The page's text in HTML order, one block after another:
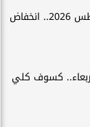
الطقس غدًا السبت 8 أغسطس 2026.. انخفاض
كسوف كلي